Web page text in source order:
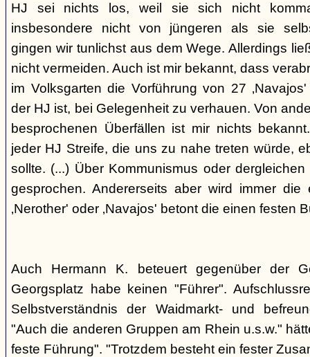
HJ sei nichts los, weil sie sich nicht
insbesondere nicht von jüngeren als sie
gingen wir tunlichst aus dem Wege. Allerdings
nicht vermeiden. Auch ist mir bekannt, dass
im Volksgarten die Vorführung von 27
der HJ ist, bei Gelegenheit zu verhauen. Von
besprochenen Überfällen ist mir nichts
jeder HJ Streife, die uns zu nahe treten würde,
sollte. (...) Über Kommunismus oder
gesprochen. Andererseits aber wird immer die
‚Nerother' oder ‚Navajos' betont die einen festen
Auch Hermann K. beteuert gegenüber der
Georgsplatz habe keinen "Führer".
Selbstverständnis der Waidmarkt- und
"Auch die anderen Gruppen am Rhein u.s.w."
feste Führung". "Trotzdem besteht ein fester